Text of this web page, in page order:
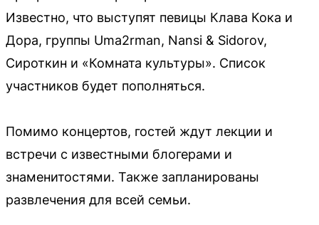
Известно, что выступят певицы Клава Кока и
Дора, группы Uma2rman, Nansi & Sidorov,
Сироткин и «Комната культуры». Список
участников будет пополняться.
Помимо концертов, гостей ждут лекции и
встречи с известными блогерами и
знаменитостями. Также запланированы
развлечения для всей семьи.